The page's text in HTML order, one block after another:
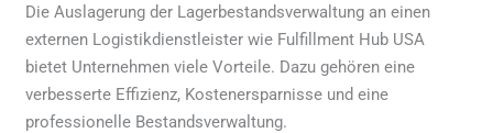
Die Auslagerung der Lagerbestandsverwaltung an einen
externen Logistikdienstleister wie Fulfillment Hub USA
bietet Unternehmen viele Vorteile. Dazu gehören eine
verbesserte Effizienz, Kostenersparnisse und eine
professionelle Bestandsverwaltung.